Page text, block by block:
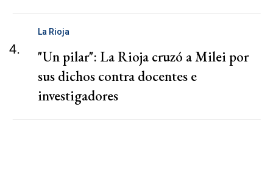
4.
La Rioja
"Un pilar": La Rioja cruzó a Milei por
sus dichos contra docentes e
investigadores